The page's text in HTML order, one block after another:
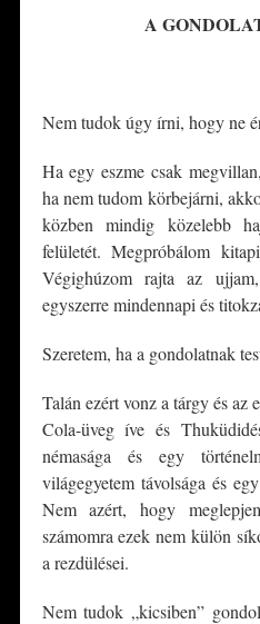
A
Nem tudok úgy írni, hogy ne
Ha egy eszme csak
ha nem tudom körbejárni,
közben mindig közelebb
felületét. Megpróbálom
Végighúzom rajta az
egyszerre mindennapi és
Szeretem, ha a gondolatnak
Talán ezért vonz a tárgy és az
Cola-üveg íve és
némasága és egy
világegyetem távolsága és
Nem azért, hogy
számomra ezek nem külön
a rezdülései.
Nem tudok „kicsiben”